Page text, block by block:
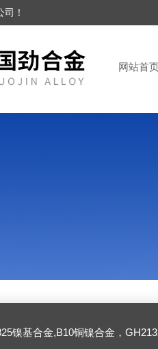
！
网站首
基合金,B10铜镍合金，GH2132高温合金，C276